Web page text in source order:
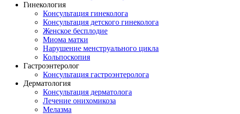
Гинекология
Консультация гинеколога
Консультация детского гинеколога
Женское бесплодие
Миома матки
Нарушение менструального цикла
Кольпоскопия
Гастроэнтеролог
Консультация гастроэнтеролога
Дерматология
Консультация дерматолога
Лечение онихомикоза
Мелазма